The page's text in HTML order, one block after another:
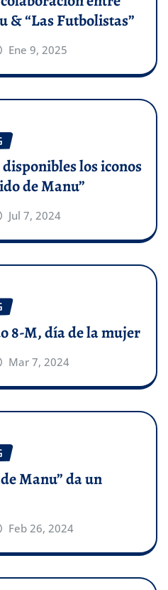
& “Las Futbolistas”
Ene 9, 2025
los iconos
de Manu”
Jul 7, 2024
8-M, día de la mujer
Mar 7, 2024
Manu” da un
Feb 26, 2024